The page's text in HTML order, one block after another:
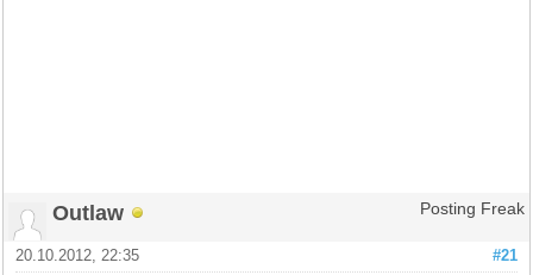
Outlaw Posting Freak
#21
20.10.2012, 22:35